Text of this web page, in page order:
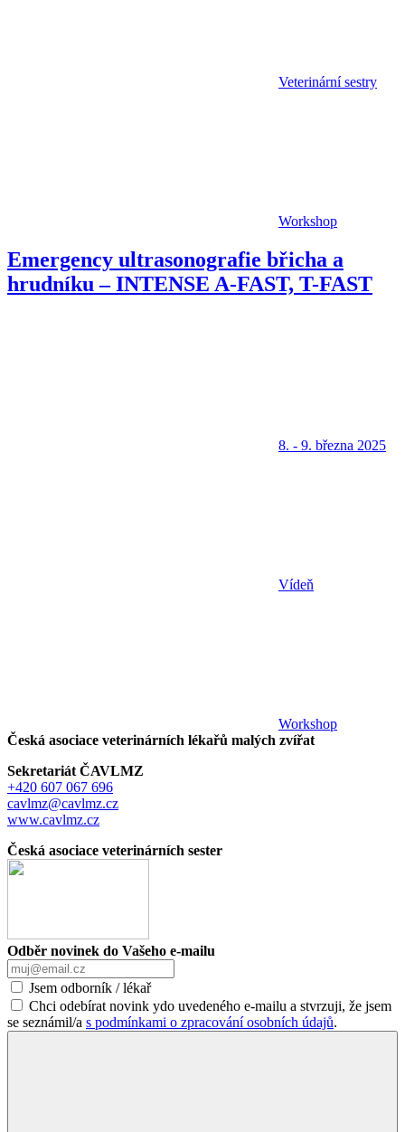
Veterinární sestry
Workshop
Emergency ultrasonografie břicha a
hrudníku – INTENSE A-FAST, T-FAST
8. - 9. března 2025
Vídeň
Workshop
Česká asociace veterinárních lékařů malých zvířat
Sekretariát ČAVLMZ
+420 607 067 696
cavlmz@cavlmz.cz
www.cavlmz.cz
Česká asociace veterinárních sester
Odběr novinek do Vašeho e-mailu
Jsem odborník / lékař
Chci odebírat novink ydo uvedeného e-mailu a stvrzuji, že jsem
se seznámil/a s podmínkami o zpracování osobních údajů.